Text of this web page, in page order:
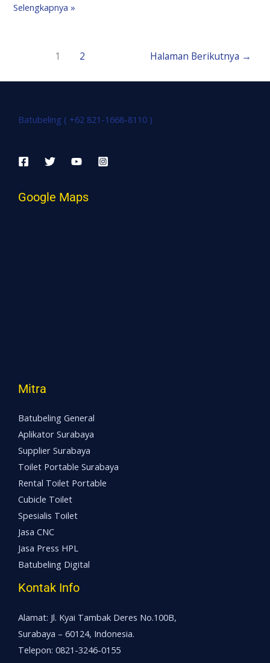
Selengkapnya »
1 2 Halaman Berikutnya →
Batubeling ( +62 821-1668-8110 )
Google Maps
Mitra
Batubeling General
Aplikator Surabaya
Supplier Surabaya
Toilet Portable Surabaya
Rental Toilet Portable
Cubicle Toilet
Spesialis Toilet
Jasa CNC
Jasa Press HPL
Batubeling Digital
Kontak Info
Alamat: Jl. Kyai Tambak Deres No.100B,
Surabaya – 60124, Indonesia.
Telepon: 0821-3246-0155